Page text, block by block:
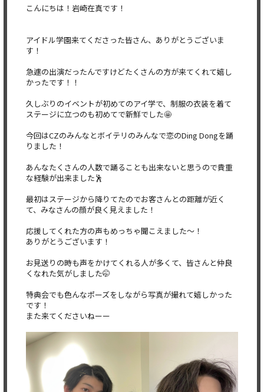
こんにちは！岩崎在真です！
アイドル学園来てくださった皆さん、ありがとうございま
す！
急遽の出演だったんですけどたくさんの方が来てくれて嬉し
かったです！！
久しぶりのイベントが初めてのアイ学で、制服の衣装を着て
ステージに立つのも初めてで新鮮でした🤩
今回はCZのみんなとボイテリのみんなで恋のDing Dongを踊
りました！
あんなたくさんの人数で踊ることも出来ないと思うので貴重
な経験が出来ました🕺
最初はステージから降りてたのでお客さんとの距離が近く
て、みなさんの顔が良く見えました！
応援してくれた方の声もめっちゃ聞こえました〜！
ありがとうございます！
お見送りの時も声をかけてくれる人が多くて、皆さんと仲良
くなれた気がしました🤭
特典会でも色んなポーズをしながら写真が撮れて嬉しかった
です！
また来てくださいねーー